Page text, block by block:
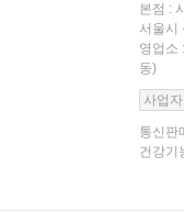
본점 :
서울시
영업소
동)
사업
통신판
건강기